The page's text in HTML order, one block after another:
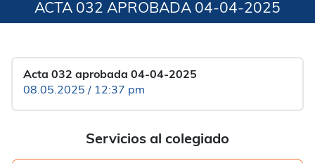
ACTA 032 APROBADA 04-04-2025
Servicios al colegiado
Acta 032 aprobada 04-04-2025
08.05.2025 / 12:37 pm